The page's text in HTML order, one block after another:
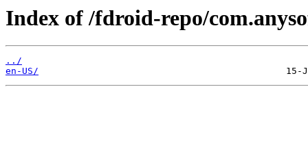
Index of /fdroid-repo/
../
en-US/